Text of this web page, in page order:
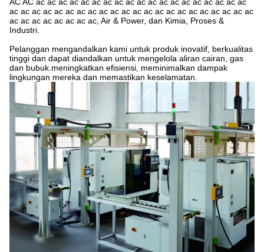
ac ac ac ac ac ac ac ac ac ac ac ac ac ac ac ac ac ac ac ac ac ac
ac ac ac ac ac ac ac ac, Air & Power, dan Kimia, Proses &
Industri.
Pelanggan mengandalkan kami untuk produk inovatif, berkualitas
tinggi dan dapat diandalkan untuk mengelola aliran cairan, gas
dan bubuk.meningkatkan efisiensi, meminimalkan dampak
lingkungan mereka dan memastikan keselamatan.